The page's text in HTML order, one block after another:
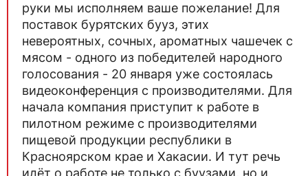
руки мы исполняем ваше пожелание! Для
поставок бурятских бууз, этих
невероятных, сочных, ароматных чашечек с
мясом - одного из победителей народного
голосования - 20 января уже состоялась
видеоконференция с производителями. Для
начала компания приступит к работе в
пилотном режиме с производителями
пищевой продукции республики в
Красноярском крае и Хакасии. И тут речь